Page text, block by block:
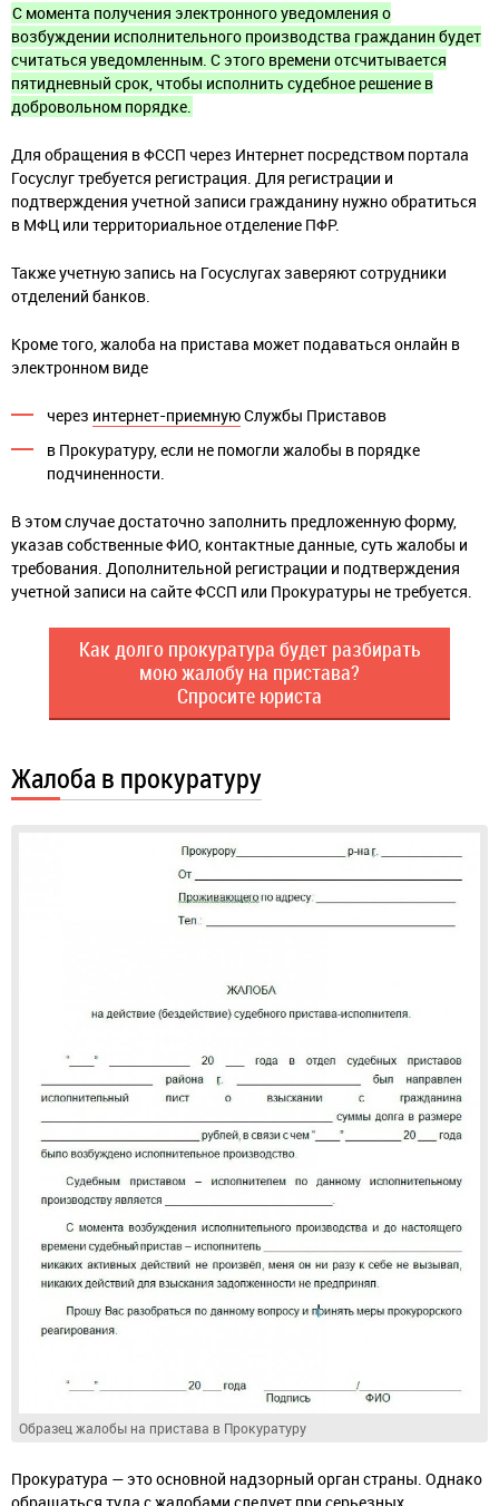
С момента получения электронного уведомления о
возбуждении исполнительного производства гражданин будет
считаться уведомленным. С этого времени отсчитывается
пятидневный срок, чтобы исполнить судебное решение в
добровольном порядке.
Для обращения в ФССП через Интернет посредством портала
Госуслуг требуется регистрация. Для регистрации и
подтверждения учетной записи гражданину нужно обратиться
в МФЦ или территориальное отделение ПФР.
Также учетную запись на Госуслугах заверяют сотрудники
отделений банков.
Кроме того, жалоба на пристава может подаваться онлайн в
электронном виде
через интернет-приемнуюСлужбы Приставов
в Прокуратуру, если не помогли жалобы в порядке
подчиненности.
В этом случае достаточно заполнить предложенную форму,
указав собственные ФИО, контактные данные, суть жалобы и
требования. Дополнительной регистрации и подтверждения
учетной записи на сайте ФССП или Прокуратуры не требуется.
Как долго прокуратура будет разбирать
мою жалобу на пристава?
Спросите юриста
Жалоба в прокуратуру
Образец жалобы на пристава в Прокуратуру
Прокуратура — это основной надзорный орган страны. Однако